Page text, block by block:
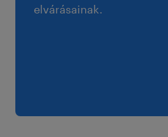
elvárásainak.